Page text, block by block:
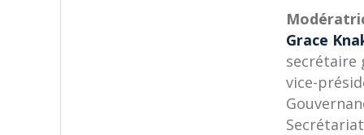
Grace
secrétaire
vice-